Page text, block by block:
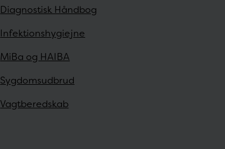
Diagnostisk Håndbog
Infektionshygiejne
MiBa og HAIBA
Sygdomsudbrud
Vagtberedskab